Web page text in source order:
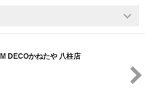
DECOかねたや 八柱店